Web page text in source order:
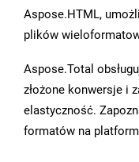
Aspose.HTML,
plików
Aspose.Total
złożone konwersje i
elastyczność.
formatów na